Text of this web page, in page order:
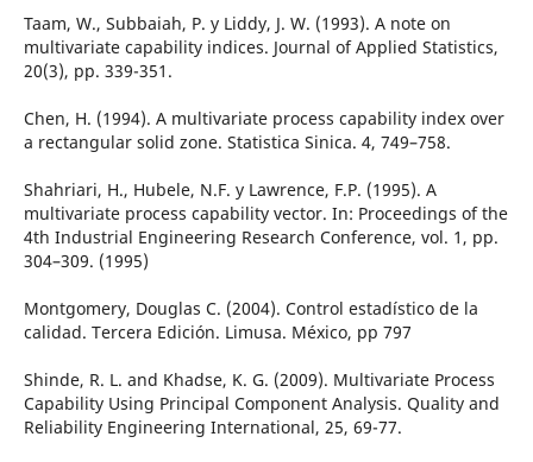
Taam, W., Subbaiah, P. y Liddy, J. W. (1993). A note on
multivariate capability indices. Journal of Applied Statistics,
20(3), pp. 339-351.
Chen, H. (1994). A multivariate process capability index over
a rectangular solid zone. Statistica Sinica. 4, 749–758.
Shahriari, H., Hubele, N.F. y Lawrence, F.P. (1995). A
multivariate process capability vector. In: Proceedings of the
4th Industrial Engineering Research Conference, vol. 1, pp.
304–309. (1995)
Montgomery, Douglas C. (2004). Control estadístico de la
calidad. Tercera Edición. Limusa. México, pp 797
Shinde, R. L. and Khadse, K. G. (2009). Multivariate Process
Capability Using Principal Component Analysis. Quality and
Reliability Engineering International, 25, 69-77.